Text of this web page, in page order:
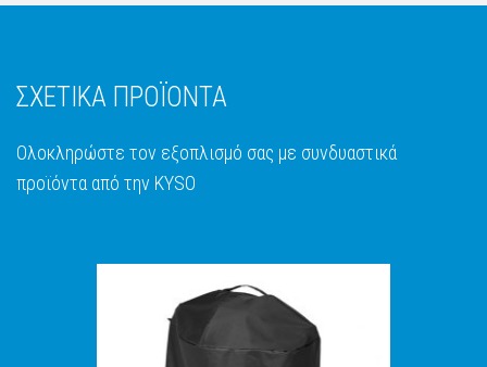
ΣΧΕΤΙΚΑ ΠΡΟΪΟΝΤΑ
Ολοκληρώστε τον εξοπλισμό σας με συνδυαστικά
προϊόντα από την KYSO